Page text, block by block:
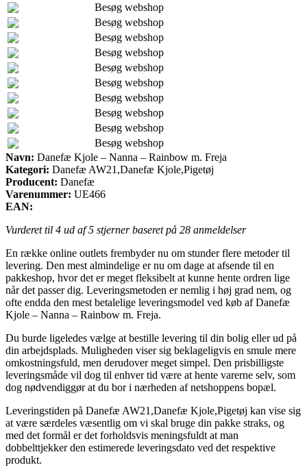
Besøg webshop
Besøg webshop
Besøg webshop
Besøg webshop
Besøg webshop
Besøg webshop
Besøg webshop
Besøg webshop
Besøg webshop
Besøg webshop
Navn: Danefæ Kjole – Nanna – Rainbow m. Freja
Kategori: Danefæ AW21,Danefæ Kjole,Pigetøj
Producent: Danefæ
Varenummer: UE466
EAN:
Vurderet til 4 ud af 5 stjerner baseret på 28 anmeldelser
En række online outlets frembyder nu om stunder flere metoder til
levering. Den mest almindelige er nu om dage at afsende til en
pakkeshop, hvor det er meget fleksibelt at kunne hente ordren lige
når det passer dig. Leveringsmetoden er nemlig i høj grad nem, og
ofte endda den mest betalelige leveringsmodel ved køb af Danefæ
Kjole – Nanna – Rainbow m. Freja.
Du burde ligeledes vælge at bestille levering til din bolig eller ud på
din arbejdsplads. Muligheden viser sig beklageligvis en smule mere
omkostningsfuld, men derudover meget simpel. Den prisbilligste
leveringsmåde vil dog til enhver tid være at hente varerne selv, som
dog nødvendiggør at du bor i nærheden af netshoppens bopæl.
Leveringstiden på Danefæ AW21,Danefæ Kjole,Pigetøj kan vise sig
at være særdeles væsentlig om vi skal bruge din pakke straks, og
med det formål er det forholdsvis meningsfuldt at man
dobbelttjekker den estimerede leveringsdato ved det respektive
produkt.